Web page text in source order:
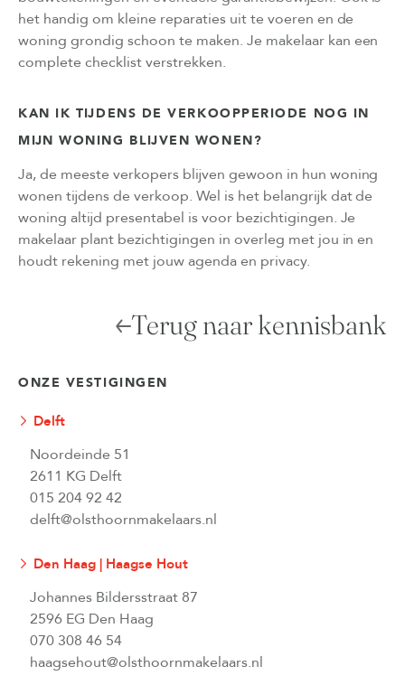
het handig om kleine reparaties uit te voeren en de
woning grondig schoon te maken. Je makelaar kan een
complete checklist verstrekken.
KAN IK TIJDENS DE VERKOOPPERIODE NOG IN
MIJN WONING BLIJVEN WONEN?
Ja, de meeste verkopers blijven gewoon in hun woning
wonen tijdens de verkoop. Wel is het belangrijk dat de
woning altijd presentabel is voor bezichtigingen. Je
makelaar plant bezichtigingen in overleg met jou in en
houdt rekening met jouw agenda en privacy.
Terug naar kennisbank
ONZE VESTIGINGEN
Delft
Noordeinde 51
2611 KG Delft
015 204 92 42
delft@olsthoornmakelaars.nl
Den Haag | Haagse Hout
Johannes Bildersstraat 87
2596 EG Den Haag
070 308 46 54
haagsehout@olsthoornmakelaars.nl